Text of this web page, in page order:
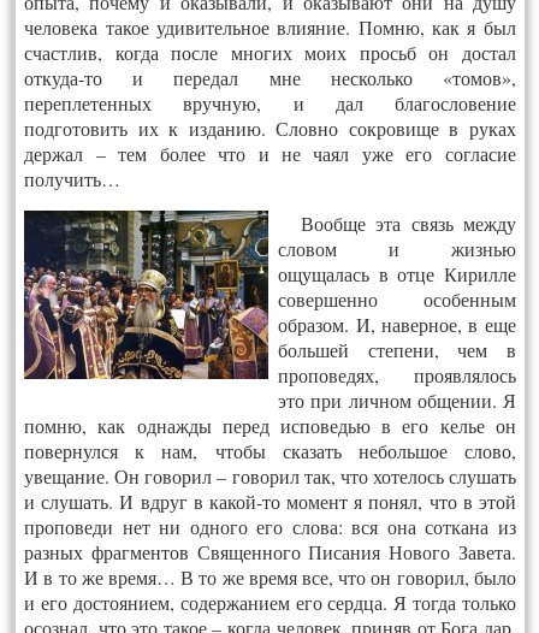
человека такое удивительное влияние. Помню, как я был
счастлив, когда после многих моих просьб он достал
откуда-то и передал мне несколько «томов»,
переплетенных вручную, и дал благословение
подготовить их к изданию. Словно сокровище в руках
держал – тем более что и не чаял уже его согласие
получить…
Вообще эта связь между
словом и жизнью
ощущалась в отце Кирилле
совершенно особенным
образом. И, наверное, в еще
большей степени, чем в
проповедях, проявлялось
это при личном общении. Я
помню, как однажды перед исповедью в его келье он
повернулся к нам, чтобы сказать небольшое слово,
увещание. Он говорил – говорил так, что хотелось слушать
и слушать. И вдруг в какой-то момент я понял, что в этой
проповеди нет ни одного его слова: вся она соткана из
разных фрагментов Священного Писания Нового Завета.
И в то же время… В то же время все, что он говорил, было
и его достоянием, содержанием его сердца. Я тогда только
осознал, что это такое – когда человек, приняв от Бога дар,